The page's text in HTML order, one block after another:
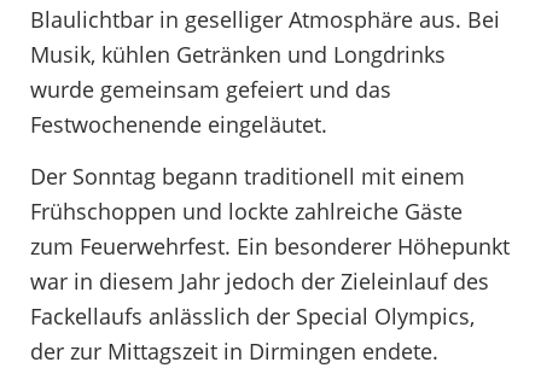
Blaulichtbar in geselliger Atmosphäre aus. Bei
Musik, kühlen Getränken und Longdrinks
wurde gemeinsam gefeiert und das
Festwochenende eingeläutet.
Der Sonntag begann traditionell mit einem
Frühschoppen und lockte zahlreiche Gäste
zum Feuerwehrfest. Ein besonderer Höhepunkt
war in diesem Jahr jedoch der Zieleinlauf des
Fackellaufs anlässlich der Special Olympics,
der zur Mittagszeit in Dirmingen endete.